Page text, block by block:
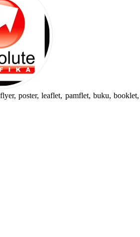
poster, leaflet, pamflet, buku,